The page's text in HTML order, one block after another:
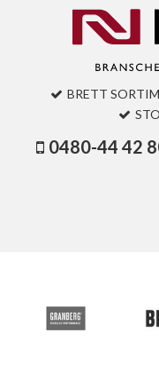
BRETT
0480-44 42